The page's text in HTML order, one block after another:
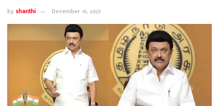
byshanthi December 19, 2023